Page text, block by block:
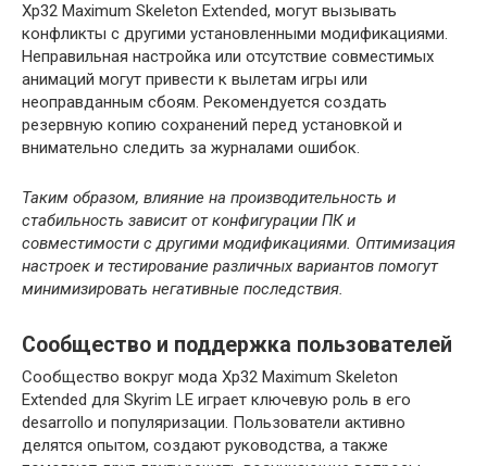
Xp32 Maximum Skeleton Extended, могут вызывать
конфликты с другими установленными модификациями.
Неправильная настройка или отсутствие совместимых
анимаций могут привести к вылетам игры или
неоправданным сбоям. Рекомендуется создать
резервную копию сохранений перед установкой и
внимательно следить за журналами ошибок.
Таким образом, влияние на производительность и
стабильность зависит от конфигурации ПК и
совместимости с другими модификациями. Оптимизация
настроек и тестирование различных вариантов помогут
минимизировать негативные последствия.
Сообщество и поддержка пользователей
Сообщество вокруг мода Xp32 Maximum Skeleton
Extended для Skyrim LE играет ключевую роль в его
desarrollo и популяризации. Пользователи активно
делятся опытом, создают руководства, а также